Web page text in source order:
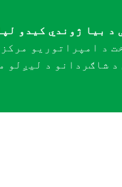
د بیا ژوندي کیدو
د امپراتوریو
د شاګردانو د لیږلو